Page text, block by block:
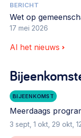
BERICHT
Wet op
17 mei 2026
Al het nieuws
BIJEENKOMST
Meerdaags
3 sept, 1 okt, 29 okt,